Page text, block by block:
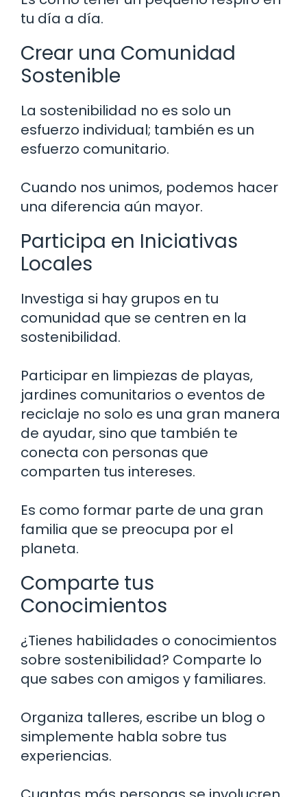
tu día a día.
Crear una Comunidad
Sostenible
La sostenibilidad no es solo un
esfuerzo individual; también es un
esfuerzo comunitario.
Cuando nos unimos, podemos hacer
una diferencia aún mayor.
Participa en Iniciativas
Locales
Investiga si hay grupos en tu
comunidad que se centren en la
sostenibilidad.
Participar en limpiezas de playas,
jardines comunitarios o eventos de
reciclaje no solo es una gran manera
de ayudar, sino que también te
conecta con personas que
comparten tus intereses.
Es como formar parte de una gran
familia que se preocupa por el
planeta.
Comparte tus
Conocimientos
¿Tienes habilidades o conocimientos
sobre sostenibilidad? Comparte lo
que sabes con amigos y familiares.
Organiza talleres, escribe un blog o
simplemente habla sobre tus
experiencias.